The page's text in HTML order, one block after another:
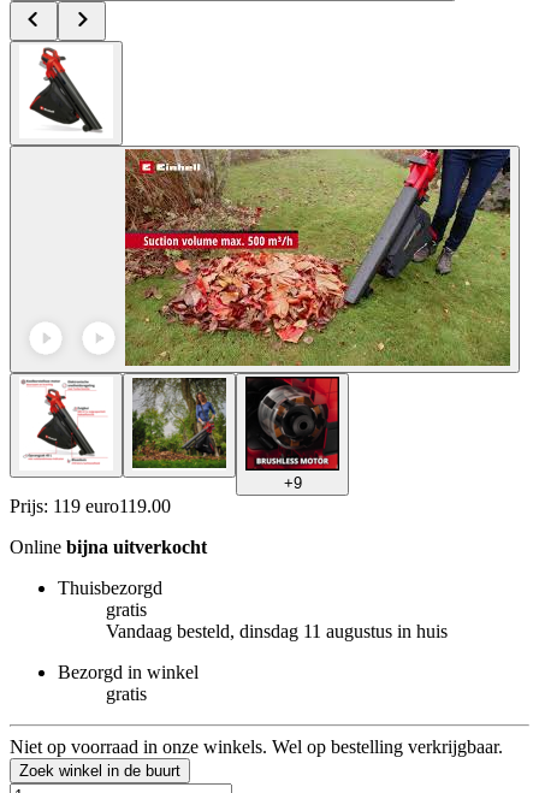
+9
Prijs: 119 euro119.00
Online bijna uitverkocht
Thuisbezorgd
gratis
Vandaag besteld, dinsdag 11 augustus in huis
Bezorgd in winkel
gratis
Niet op voorraad in onze winkels. Wel op bestelling verkrijgbaar.
Zoek winkel in de buurt